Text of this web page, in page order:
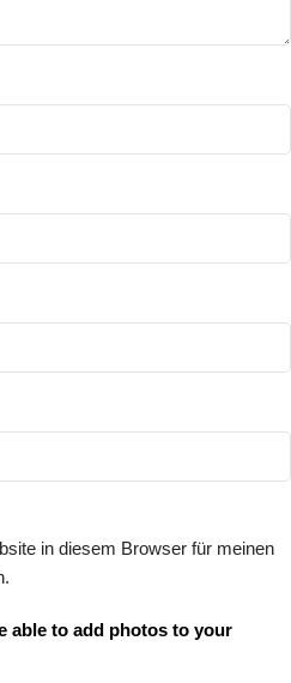
in diesem Browser für meinen
able to add photos to your